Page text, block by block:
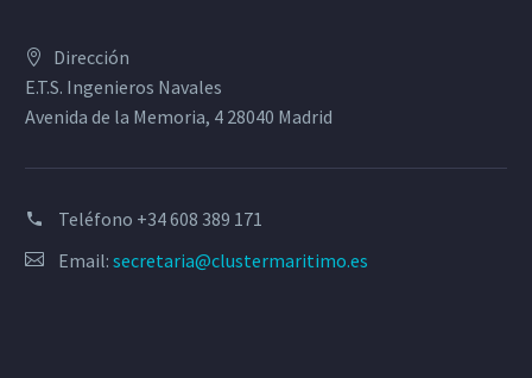
Dirección
E.T.S. Ingenieros Navales
Avenida de la Memoria, 4 28040 Madrid
Teléfono +34 608 389 171
Email: secretaria@clustermaritimo.es